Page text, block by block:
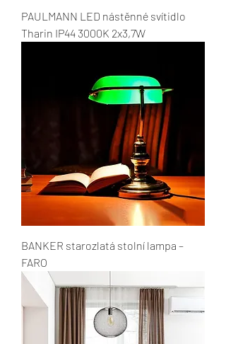
PAULMANN LED nástěnné svítidlo
Tharin IP44 3000K 2x3,7W
BANKER starozlatá stolní lampa –
FARO